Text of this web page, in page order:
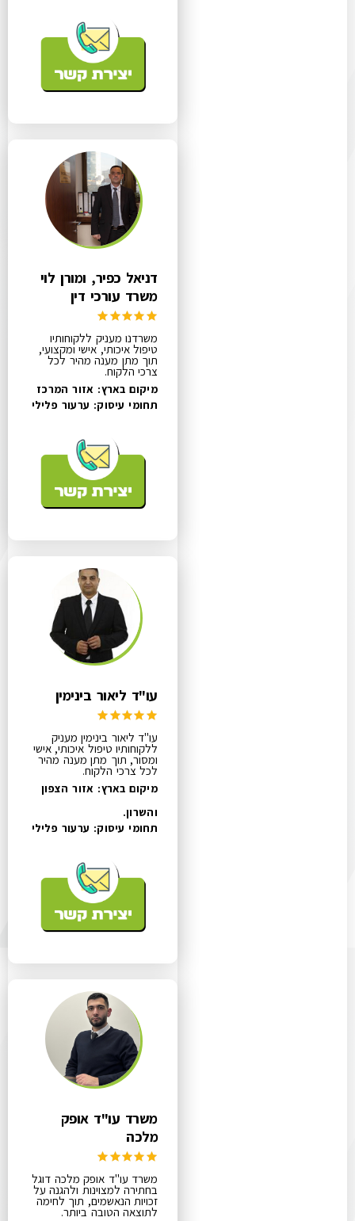
דניאל כפיר, ומורן לוי
משרד עורכי דין
משרדנו מעניק ללקוחותיו
טיפול איכותי, אישי ומקצועי,
תוך מתן מענה מהיר לכל
צרכי הלקוח.
מיקום בארץ: אזור המרכז
תחומי עיסוק: ערעור פלילי
עו"ד ליאור בינימין
עו"ד ליאור בינימין מעניק
ללקוחותיו טיפול איכותי, אישי
ומסור, תוך מתן מענה מהיר
לכל צרכי הלקוח.
מיקום בארץ: אזור הצפון
והשרון.
תחומי עיסוק: ערעור פלילי
משרד עו"ד אופק
מלכה
משרד עו"ד אופק מלכה דוגל
בחתירה למצוינות ולהגנה על
זכויות הנאשמים, תוך לחימה
לתוצאה הטובה ביותר.